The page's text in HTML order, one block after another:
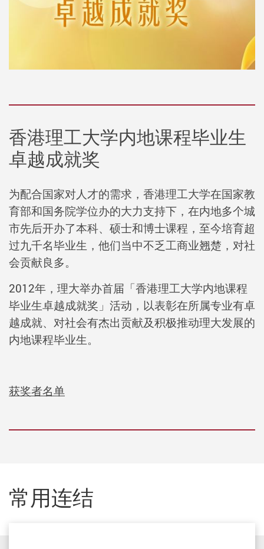
香港理工大学内地课程毕业生
卓越成就奖
为配合国家对人才的需求，香港理工大学在国家教
育部和国务院学位办的大力支持下，在内地多个城
市先后开办了本科、硕士和博士课程，至今培育超
过九千名毕业生，他们当中不乏工商业翘楚，对社
会贡献良多。
2012年，理大举办首届「香港理工大学内地课程
毕业生卓越成就奖」活动，以表彰在所属专业有卓
越成就、对社会有杰出贡献及积极推动理大发展的
内地课程毕业生。
获奖者名单
常用连结